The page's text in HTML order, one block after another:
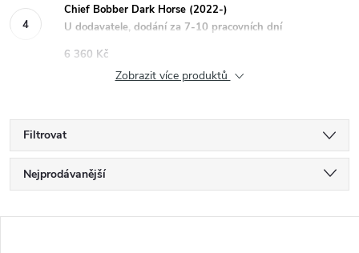
Chief Bobber Dark Horse (2022-)
U dodavatele, dodání za 7-10 pracovních dní
6 360 Kč
Zobrazit více produktů
Filtrovat
Ř
a
Nejprodávanější